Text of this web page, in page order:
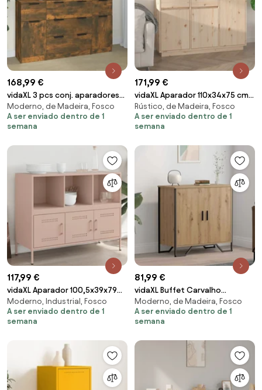
168,99 €
vidaXL 3 pcs conj. aparadores
madeira processada cor
carvalho fumado
Moderno, de Madeira, Fosco
A ser enviado dentro de 1
semana
171,99 €
vidaXL Aparador 110x34x75 cm
madeira de pinho maciça
Rústico, de Madeira, Fosco
A ser enviado dentro de 1
semana
117,99 €
vidaXL Aparador 100,5x39x79
cm aço rosa
Moderno, Industrial, Fosco
A ser enviado dentro de 1
semana
81,99 €
vidaXL Buffet Carvalho
Artesanal 78 x 35 x 74.5 cm
Moderno, de Madeira, Fosco
A ser enviado dentro de 1
semana